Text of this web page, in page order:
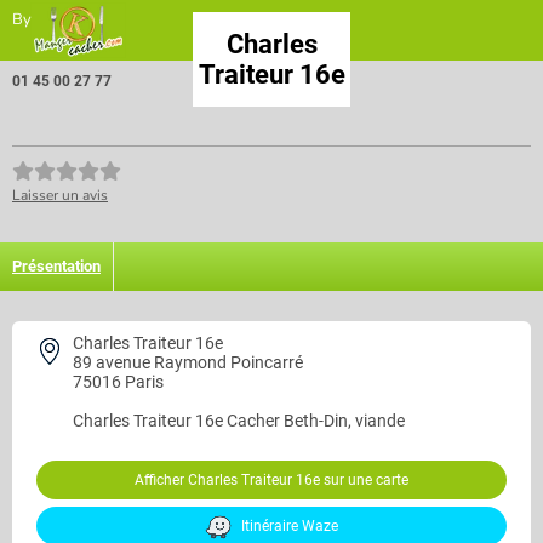
By
Charles
Traiteur 16e
01 45 00 27 77
Laisser un avis
Présentation
Charles Traiteur 16e
89 avenue Raymond Poincarré
75016 Paris
Charles Traiteur 16eCacher Beth-Din, viande
Afficher Charles Traiteur 16e sur une carte
Itinéraire Waze